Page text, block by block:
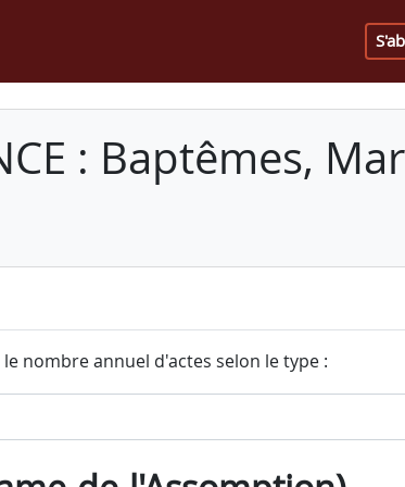
: Baptêmes,
nombre annuel d'actes selon le type :